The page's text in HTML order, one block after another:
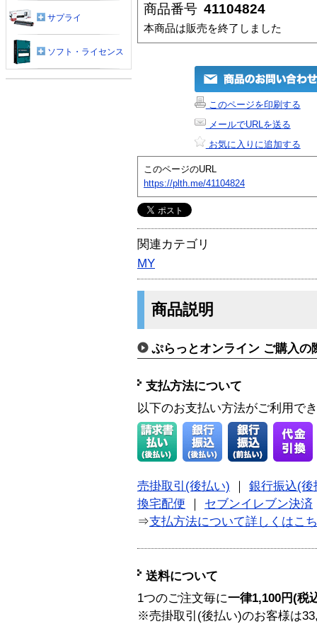
商品番号 41104824
本商品は販売を終了しました
このページを印刷する
メールでURLを送る
お気に入りに追加する
このページのURL
https://plth.me/41104824
関連カテゴリ
MY
商品説明
ぷらっとオンライン ご購入の
支払方法について
以下のお支払い方法がご利用で
売掛取引(後払い)
銀行振込(後
換宅配便
セブンイレブン決済
⇒支払方法について詳しくはこ
送料について
1つのご注文毎に一律1,100円(税
※売掛取引(後払い)のお客様は
サプライ
ソフト・ライセンス